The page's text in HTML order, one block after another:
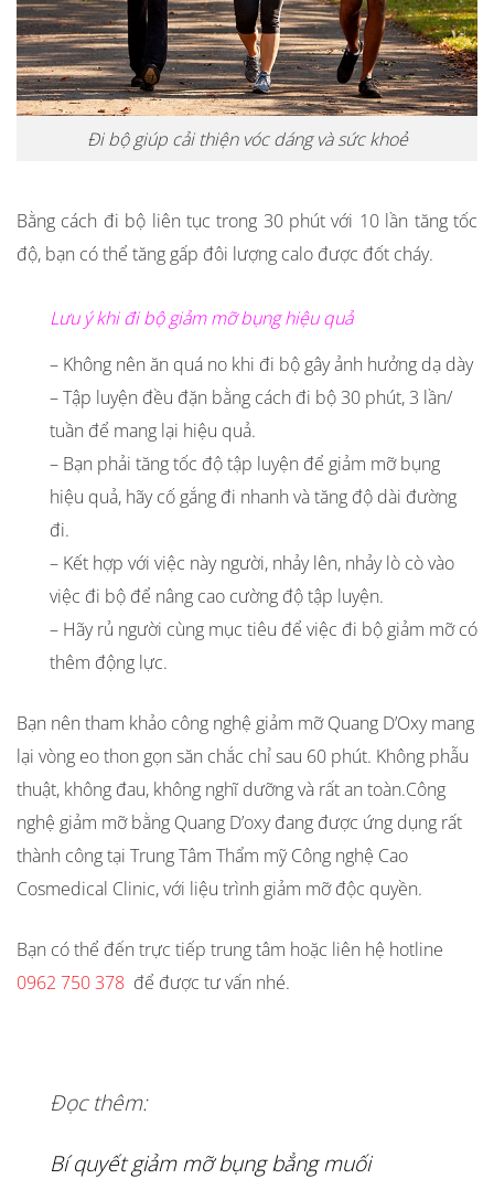
Đi bộ giúp cải thiện vóc dáng và sức khoẻ
Bằng cách đi bộ liên tục trong 30 phút với 10 lần tăng tốc
độ, bạn có thể tăng gấp đôi lượng calo được đốt cháy.
Lưu ý khi đi bộ giảm mỡ bụng hiệu quả
– Không nên ăn quá no khi đi bộ gây ảnh hưởng dạ dày
– Tập luyện đều đặn bằng cách đi bộ 30 phút, 3 lần/
tuần để mang lại hiệu quả.
– Bạn phải tăng tốc độ tập luyện để giảm mỡ bụng
hiệu quả, hãy cố gắng đi nhanh và tăng độ dài đường
đi.
– Kết hợp với việc này người, nhảy lên, nhảy lò cò vào
việc đi bộ để nâng cao cường độ tập luyện.
– Hãy rủ người cùng mục tiêu để việc đi bộ giảm mỡ có
thêm động lực.
Bạn nên tham khảo công nghệ giảm mỡ Quang D’Oxy mang
lại vòng eo thon gọn săn chắc chỉ sau 60 phút. Không phẫu
thuật, không đau, không nghĩ dưỡng và rất an toàn.Công
nghệ giảm mỡ bằng Quang D’oxy đang được ứng dụng rất
thành công tại Trung Tâm Thẩm mỹ Công nghệ Cao
Cosmedical Clinic, với liệu trình giảm mỡ độc quyền.
Bạn có thể đến trực tiếp trung tâm hoặc liên hệ hotline
0962 750 378 để được tư vấn nhé.
Đọc thêm:
Bí quyết giảm mỡ bụng bẳng muối